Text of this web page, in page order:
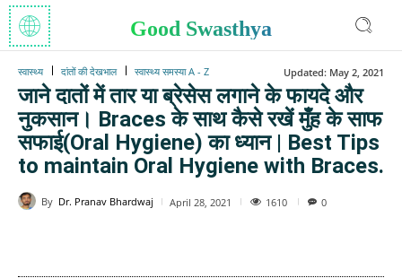
Good Swasthya
स्वास्थ्य दांतों की देखभाल स्वास्थ्य समस्या A - Z Updated: May 2, 2021
जाने दातों में तार या ब्रेसेस लगाने के फायदे और
नुकसान। Braces के साथ कैसे रखें मुँह के साफ
सफाई(Oral Hygiene) का ध्यान | Best Tips
to maintain Oral Hygiene with Braces.
By Dr. Pranav Bhardwaj April 28, 2021 1610 0